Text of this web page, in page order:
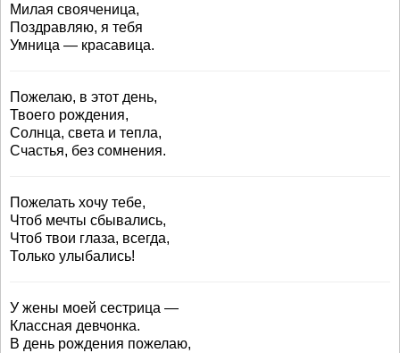
Милая свояченица,
Поздравляю, я тебя
Умница — красавица.
Пожелаю, в этот день,
Твоего рождения,
Солнца, света и тепла,
Счастья, без сомнения.
Пожелать хочу тебе,
Чтоб мечты сбывались,
Чтоб твои глаза, всегда,
Только улыбались!
У жены моей сестрица —
Классная девчонка.
В день рождения пожелаю,